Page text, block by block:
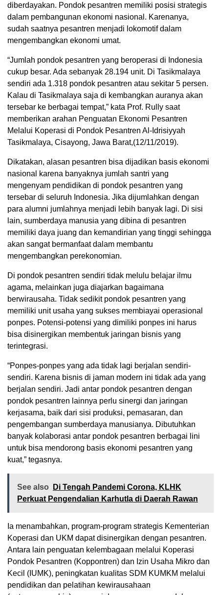
diberdayakan. Pondok pesantren memiliki posisi strategis
dalam pembangunan ekonomi nasional. Karenanya,
sudah saatnya pesantren menjadi lokomotif dalam
mengembangkan ekonomi umat.
“Jumlah pondok pesantren yang beroperasi di Indonesia
cukup besar. Ada sebanyak 28.194 unit. Di Tasikmalaya
sendiri ada 1.318 pondok pesantren atau sekitar 5 persen.
Kalau di Tasikmalaya saja di kembangkan auranya akan
tersebar ke berbagai tempat,” kata Prof. Rully saat
memberikan arahan Penguatan Ekonomi Pesantren
Melalui Koperasi di Pondok Pesantren Al-Idrisiyyah
Tasikmalaya, Cisayong, Jawa Barat,(12/11/2019).
Dikatakan, alasan pesantren bisa dijadikan basis ekonomi
nasional karena banyaknya jumlah santri yang
mengenyam pendidikan di pondok pesantren yang
tersebar di seluruh Indonesia. Jika dijumlahkan dengan
para alumni jumlahnya menjadi lebih banyak lagi. Di sisi
lain, sumberdaya manusia yang dibina di pesantren
memiliki daya juang dan kemandirian yang tinggi sehingga
akan sangat bermanfaat dalam membantu
mengembangkan perekonomian.
Di pondok pesantren sendiri tidak melulu belajar ilmu
agama, melainkan juga diajarkan bagaimana
berwirausaha. Tidak sedikit pondok pesantren yang
memiliki unit usaha yang sukses membiayai operasional
ponpes. Potensi-potensi yang dimiliki ponpes ini harus
bisa disinergikan membentuk jaringan bisnis yang
terintegrasi.
“Ponpes-ponpes yang ada tidak lagi berjalan sendiri-
sendiri. Karena bisnis di jaman modern ini tidak ada yang
berjalan sendiri. Jadi antar pondok pesantren dengan
pondok pesantren lainnya perlu sinergi dan jaringan
kerjasama, baik dari sisi produksi, pemasaran, dan
pengembangan sumberdaya manusianya. Dibutuhkan
banyak kolaborasi antar pondok pesantren berbagai lini
untuk bisa mendorong basis ekonomi pesantren yang
kuat,” tegasnya.
See also
Di Tengah Pandemi Corona, KLHK
Perkuat Pengendalian Karhutla di Daerah Rawan
Ia menambahkan, program-program strategis Kementerian
Koperasi dan UKM dapat disinergikan dengan pesantren.
Antara lain penguatan kelembagaan melalui Koperasi
Pondok Pesantren (Koppontren) dan Izin Usaha Mikro dan
Kecil (IUMK), peningkatan kualitas SDM KUMKM melalui
pendidikan dan pelatihan kewirausahaan